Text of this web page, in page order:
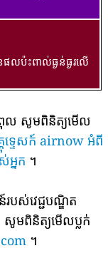
លប៉ះពាល់ធ្ងន់ធ្ងរលើ
ពុល សូមពិនិត្យមើល
គុទ្ទេសក៍ airnow អំពី
នក ។
បស់វេជ្ជបណ្ឌិត
មពិនិត្យមើលប្លក់
។